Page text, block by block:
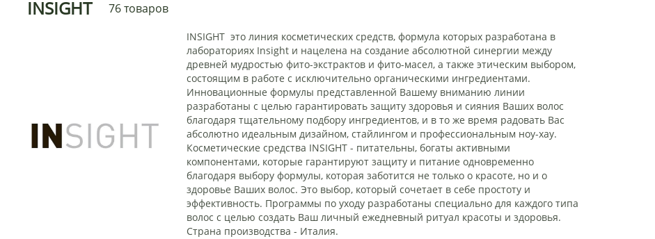
INSIGHT 76 товаров
INSIGHT это линия косметических средств, формула которых разработана в
лабораториях Insight и нацелена на создание абсолютной синергии между
древней мудростью фито-экстрактов и фито-масел, а также этическим выбором,
состоящим в работе с исключительно органическими ингредиентами.
Инновационные формулы представленной Вашему вниманию линии
разработаны с целью гарантировать защиту здоровья и сияния Ваших волос
благодаря тщательному подбору ингредиентов, и в то же время радовать Вас
абсолютно идеальным дизайном, стайлингом и профессиональным ноу-хау.
Косметические средства INSIGHT - питательны, богаты активными
компонентами, которые гарантируют защиту и питание одновременно
благодаря выбору формулы, которая заботится не только о красоте, но и о
здоровье Ваших волос. Это выбор, который сочетает в себе простоту и
эффективность. Программы по уходу разработаны специально для каждого типа
волос с целью создать Ваш личный ежедневный ритуал красоты и здоровья.
Страна производства - Италия.